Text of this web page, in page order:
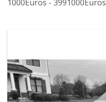
1000Euros - 3991000Euros